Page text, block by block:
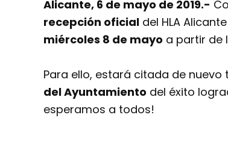
Alicante, 6 de mayo de 2019.-
recepción oficial del HLA
miércoles 8 de mayo a partir de
Para ello, estará citada de nuevo
del Ayuntamiento del éxito
esperamos a todos!